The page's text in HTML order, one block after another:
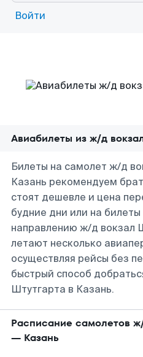
Войти
Авиабилеты из ж/д
Билеты на самолет ж/д
Казань рекомендуем
стоят дешевле и цена
будние дни или на
направлению ж/д вокзал
летают несколько
осуществляя рейсы без
быстрый способ
Штутгарта в Казань.
Расписание самолетов
— Казань